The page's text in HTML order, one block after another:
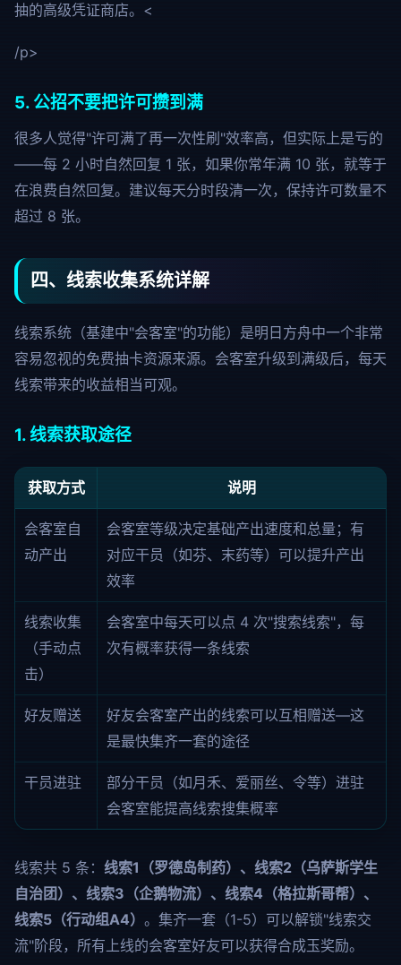
抽的高级凭证商店。<
/p>
5. 公招不要把许可攒到满
很多人觉得"许可满了再一次性刷"效率高，但实际上是亏的
——每 2 小时自然回复 1 张，如果你常年满 10 张，就等于
在浪费自然回复。建议每天分时段清一次，保持许可数量不
超过 8 张。
四、线索收集系统详解
线索系统（基建中"会客室"的功能）是明日方舟中一个非常
容易忽视的免费抽卡资源来源。会客室升级到满级后，每天
线索带来的收益相当可观。
1. 线索获取途径
获取方式 说明
会客室自
动产出
会客室等级决定基础产出速度和总量；有
对应干员（如芬、末药等）可以提升产出
效率
线索收集
（手动点
击）
会客室中每天可以点 4 次"搜索线索"，每
次有概率获得一条线索
好友赠送
好友会客室产出的线索可以互相赠送—这
是最快集齐一套的途径
干员进驻
部分干员（如月禾、爱丽丝、令等）进驻
会客室能提高线索搜集概率
线索共 5 条： 线索1（罗德岛制药）、线索2（乌萨斯学生
自治团）、线索3（企鹅物流）、线索4（格拉斯哥帮）、
线索5（行动组A4） 。集齐一套（1-5）可以解锁"线索交
流"阶段，所有上线的会客室好友可以获得合成玉奖励。